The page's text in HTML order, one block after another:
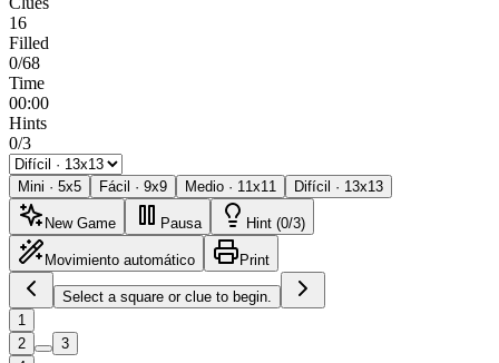
16
Filled
0/68
Time
00:00
Hints
0/3
Mini · 5x5 Fácil · 9x9 Medio · 11x11 Difícil · 13x13
New Game Pausa Hint (0/3)
Movimiento automático Print
Select a square or clue to begin.
1
2
3